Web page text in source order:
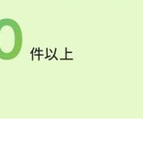
件以上